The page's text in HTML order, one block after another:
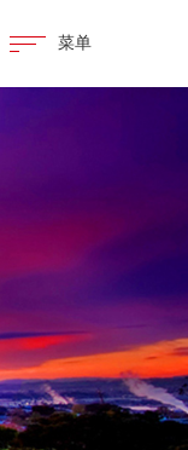
菜单